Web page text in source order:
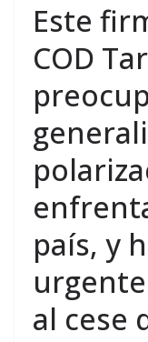
Este
COD
país, y
al cese